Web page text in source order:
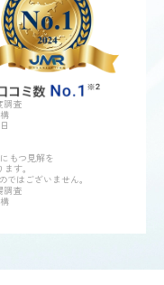
調査
もつ見解を
す。
はございません。
調査